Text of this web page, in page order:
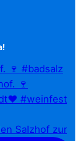
🍷 #badsalz
Salzhof zur